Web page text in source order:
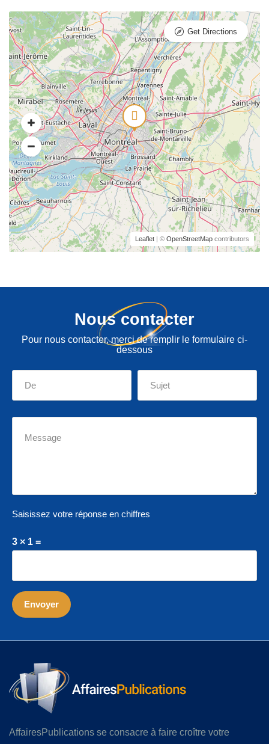
Leaflet | © OpenStreetMap contributors
Get Directions
Nous contacter
Pour nous contacter, merci de remplir le formulaire ci-
dessous
Saisissez votre réponse en chiffres
3 × 1 =
AffairesPublications se consacre à faire croître votre